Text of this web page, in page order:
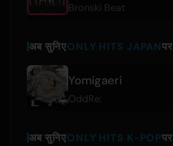
Bronski Beat
अब सुनिएONLY HITS JAPANपर
Yomigaeri
OddRe:
अब सुनिएONLY HITS K-POPपर